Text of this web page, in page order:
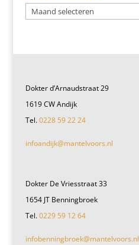
Dokter d’Arnaudstraat 29
1619 CW Andijk
Tel.0228 59 22 24
infoandijk@mantelvoors.nl
Dokter De Vriesstraat 33
1654 JT Benningbroek
Tel.0229 59 12 64
infobenningbroek@mantelvoors.nl